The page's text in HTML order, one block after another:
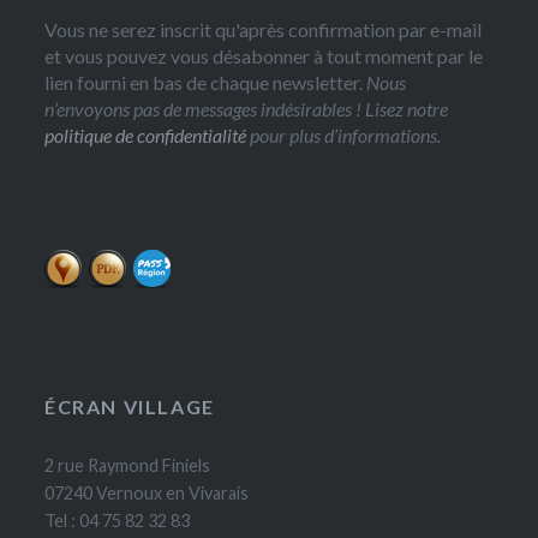
Vous ne serez inscrit qu'après confirmation par e-mail
et vous pouvez vous désabonner à tout moment par le
lien fourni en bas de chaque newsletter. Nous
n’envoyons pas de messages indésirables ! Lisez notre
politique de confidentialité pour plus d’informations.
ÉCRAN VILLAGE
2 rue Raymond Finiels
07240 Vernoux en Vivarais
Tel : 04 75 82 32 83